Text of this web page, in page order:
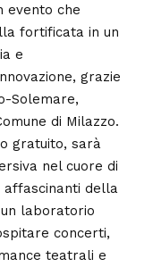
evento che
fortificata in un
e
grazie
Solemare,
di Milazzo.
gratuito, sarà
nel cuore di
affascinanti della
laboratorio
concerti,
teatrali e